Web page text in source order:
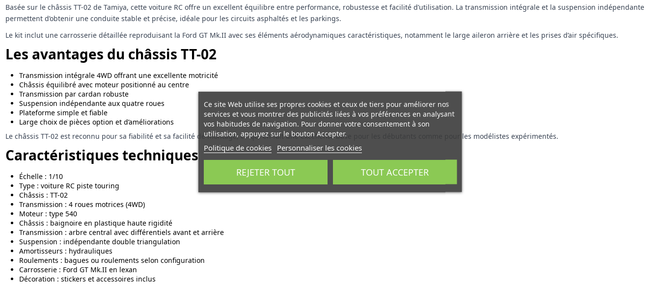
Basée sur le châssis TT-02 de Tamiya, cette voiture RC offre un excellent équilibre entre performance, robustesse et facilité d’utilisation. La transmission intégrale et la suspension indépendante
permettent d’obtenir une conduite stable et précise, idéale pour les circuits asphaltés et les parkings.
Le kit inclut une carrosserie détaillée reproduisant la Ford GT Mk.II avec ses éléments aérodynamiques caractéristiques, notamment le large aileron arrière et les prises d’air spécifiques.
Les avantages du châssis TT-02
Transmission intégrale 4WD offrant une excellente motricité
Châssis équilibré avec moteur positionné au centre
Transmission par cardan robuste
Suspension indépendante aux quatre roues
Plateforme simple et fiable
Large choix de pièces option et d’améliorations
Le châssis TT-02 est reconnu pour sa fiabilité et sa facilité de montage, ce qui en fait une excellente base pour les débutants comme pour les modélistes expérimentés.
Caractéristiques techniques
Échelle : 1/10
Type : voiture RC piste touring
Châssis : TT-02
Transmission : 4 roues motrices (4WD)
Moteur : type 540
Châssis : baignoire en plastique haute rigidité
Transmission : arbre central avec différentiels avant et arrière
Suspension : indépendante double triangulation
Amortisseurs : hydrauliques
Roulements : bagues ou roulements selon configuration
Carrosserie : Ford GT Mk.II en lexan
Décoration : stickers et accessoires inclus
Ce site Web utilise ses propres cookies et ceux de tiers pour améliorer nos
services et vous montrer des publicités liées à vos préférences en analysant
vos habitudes de navigation. Pour donner votre consentement à son
utilisation, appuyez sur le bouton Accepter.
Politique de cookies Personnaliser les cookies
REJETER TOUT TOUT ACCEPTER